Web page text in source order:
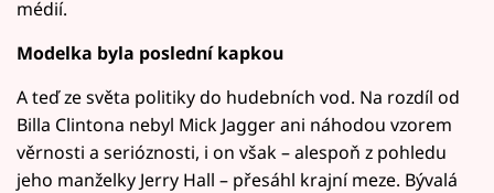
médií.
Modelka byla poslední kapkou
A teď ze světa politiky do hudebních vod. Na rozdíl od
Billa Clintona nebyl Mick Jagger ani náhodou vzorem
věrnosti a serióznosti, i on však – alespoň z pohledu
jeho manželky Jerry Hall – přesáhl krajní meze. Bývalá